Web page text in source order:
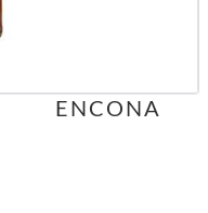
ENCONA